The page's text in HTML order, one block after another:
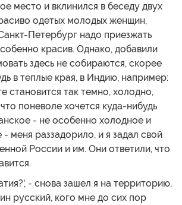
место и вклинился в беседу двух
одетых молодых женщин,
Петербург надо приезжать
красив. Однако, добавили
здесь не собираются, скорее
в теплые края, в Индию, например:
становится так темно, холодно,
поневоле хочется куда-нибудь
- не особенно холодное и
меня раззадорило, и я задал свой
России и им. Они ответили, что
- снова зашел я на территорию,
русский, кого мне до сих пор